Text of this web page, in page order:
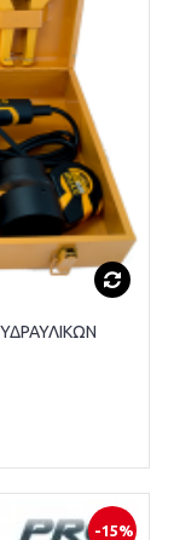
-15%